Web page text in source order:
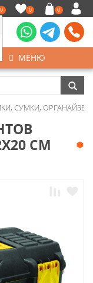
0 0 0
МЕНЮ
СУМКИ,
СМ